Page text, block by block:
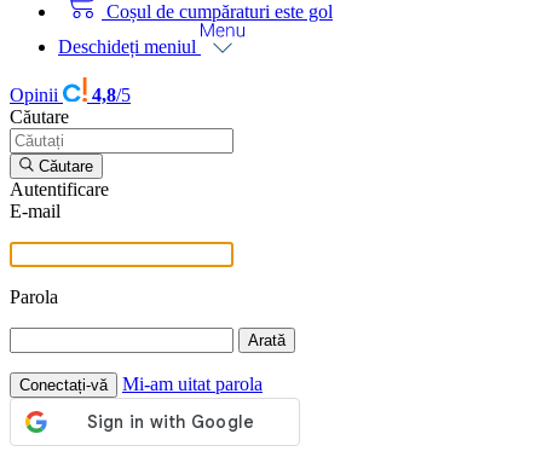
Coșul de cumpăraturi este gol
Deschideți meniul
Opinii 4,8/5
Căutare
Căutare
Autentificare
E-mail
Parola
Arată
Conectați-vă Mi-am uitat parola